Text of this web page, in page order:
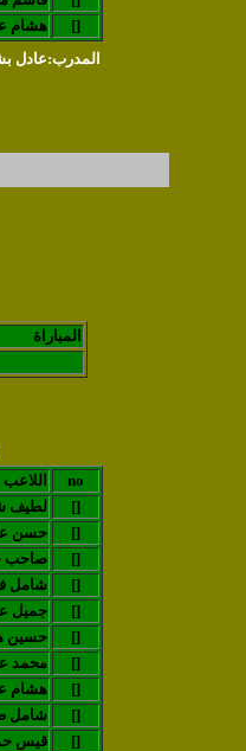
هشام
[]
المدرب:عادل
المباراة
اللاعب
no
لطيف
[]
حسن
[]
صاحب
[]
شامل
[]
جميل
[]
حسين
[]
محمد
[]
هشام
[]
شامل
[]
قيس
[]